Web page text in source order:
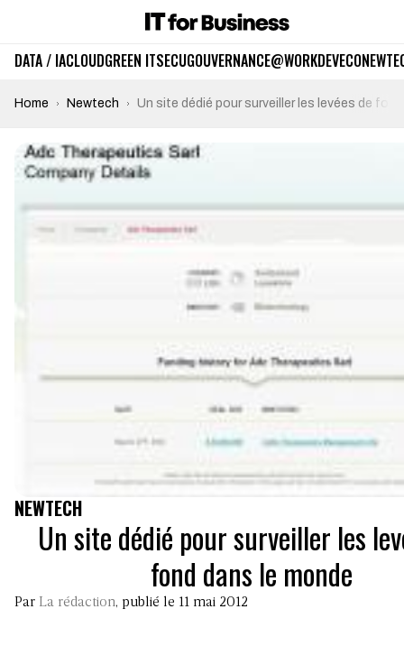
DATA / IACLOUDGREEN ITSECUGOUVERNANCE@WORKDEVECO
Home Newtech Un site dédié pour surveiller les levées de
NEWTECH
Un site dédié pour surveiller les
fond dans le monde
Par La rédaction, publié le 11 mai 2012